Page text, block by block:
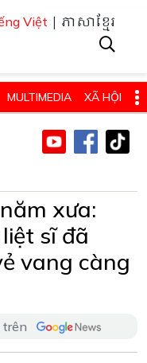
Việt | ភាសាខ្មែរ
MULTIMEDIA XÃ HỘI
CÔNG NGHỆ
SỨC KHỎE VÀ ĐỜI SỐNG
THÔNG TIN CẦN BIẾT
TRANG
ĐỨC, PHONG CÁCH HỒ
xưa:
sĩ đã
vang càng
trên